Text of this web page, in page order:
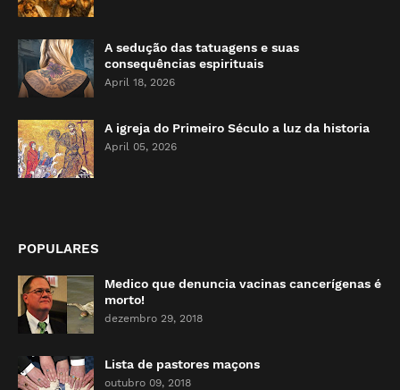
A sedução das tatuagens e suas
consequências espirituais
April 18, 2026
A igreja do Primeiro Século a luz da historia
April 05, 2026
POPULARES
Medico que denuncia vacinas cancerígenas é
morto!
dezembro 29, 2018
Lista de pastores maçons
outubro 09, 2018